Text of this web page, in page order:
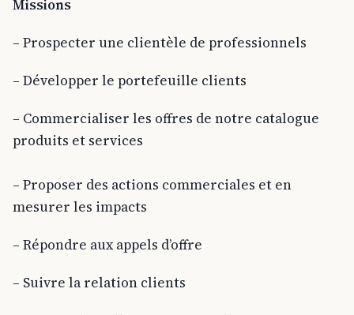
Missions
– Prospecter une clientèle de professionnels
– Développer le portefeuille clients
– Commercialiser les offres de notre catalogue
produits et services
– Proposer des actions commerciales et en
mesurer les impacts
– Répondre aux appels d’offre
– Suivre la relation clients